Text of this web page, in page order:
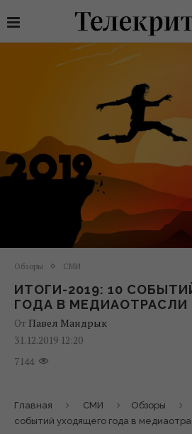
Обзоры СМИ
ИТОГИ-2019: 10
ГОДА В МЕДИАОТРАСЛИ
От Павел Мандрык
31.12.2019 12:20
7144
Главная СМИ Обзоры
событий уходящего года в